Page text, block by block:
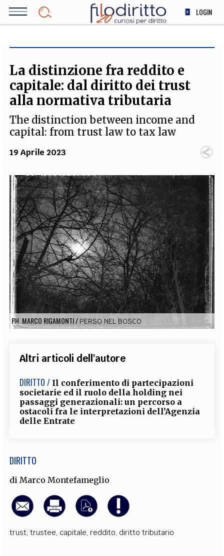
Salta
LOGIN
SOCIETÀ
MEDICINA
SCIENZA
INNOVAZIONE
ALTRO
TEAM
FILODIRITTO REDAZIONE COMITATO SCIENTIFICO AUTORI
CURATORI
FOTOGRAFI PARTNER COLLABORA CON NOI
EXTRA
CODICI RUBRICHE LIBRI PROCEEDINGS PUBBLICITÀ CONTATTI
SOCIAL MEDIA
La distinzione fra reddito e
capitale: dal diritto dei trust
alla normativa tributaria
The distinction between income and
capital: from trust law to tax law
19 Aprile 2023
PH. MARCO RIGAMONTI/ PERSO NEL BOSCO
Altri articoli dell'autore
DIRITTO / Il conferimento di partecipazioni
societarie ed il ruolo della holding nei
passaggi generazionali: un percorso a
ostacoli fra le interpretazioni dell’Agenzia
delle Entrate
DIRITTO
di Marco Montefameglio
trust,trustee, capitale, reddito, diritto tributario